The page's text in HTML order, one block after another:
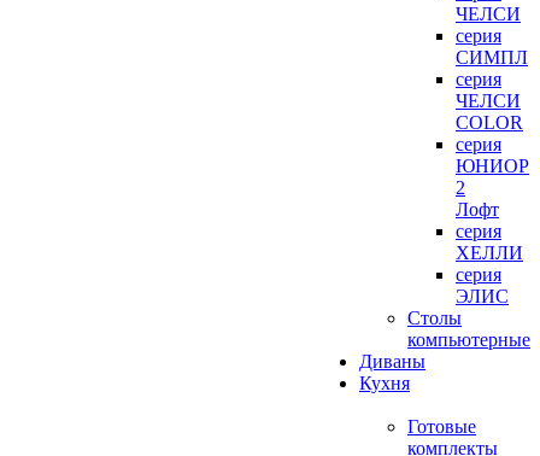
ЧЕЛСИ
серия
СИМПЛ
серия
ЧЕЛСИ
COLOR
серия
ЮНИОР
2
Лофт
серия
ХЕЛЛИ
серия
ЭЛИС
Столы
компьютерные
Диваны
Кухня
Готовые
комплекты